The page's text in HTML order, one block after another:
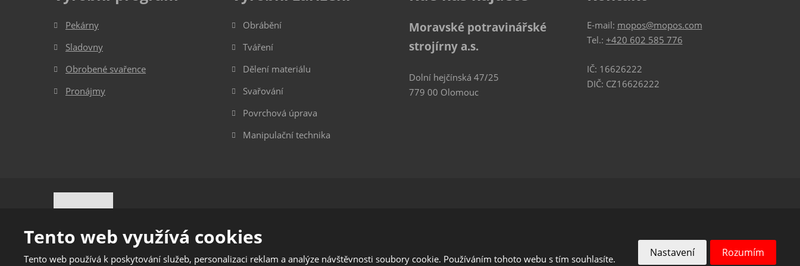
Pekárny
Sladovny
Obrobené svařence
Pronájmy
Obrábění
Tváření
Dělení materiálu
Svařování
Povrchová úprava
Manipulační technika
Moravské potravinářské
strojírny a.s.
Dolní hejčínská 47/25
779 00 Olomouc
E-mail: mopos@mopos.com
Tel.: +420 602 585 776
IČ: 16626222
DIČ: CZ16626222
Tento web je chráněn pomocí Google ReCAPTCHA a platí pro něj zásady ochrany osobních údajů a smluvní podmínky společnosti Google.
Tento web využívá cookies
Tento web používá k poskytování služeb, personalizaci reklam a analýze návštěvnosti soubory cookie. Používáním tohoto webu s tím souhlasíte. Nastavení Rozumím